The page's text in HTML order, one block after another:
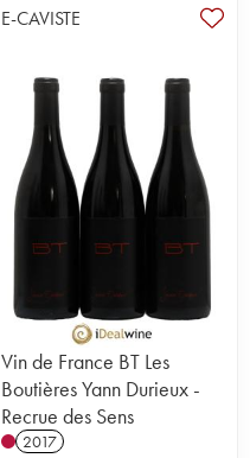
E-CAVISTE
Vin de France BT Les
Boutières Yann Durieux -
Recrue des Sens
2017